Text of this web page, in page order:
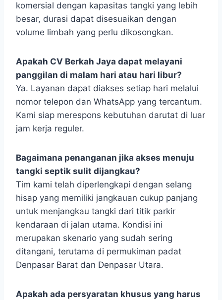
komersial dengan kapasitas tangki yang lebih
besar, durasi dapat disesuaikan dengan
volume limbah yang perlu dikosongkan.
Apakah CV Berkah Jaya dapat melayani
panggilan di malam hari atau hari libur?
Ya. Layanan dapat diakses setiap hari melalui
nomor telepon dan WhatsApp yang tercantum.
Kami siap merespons kebutuhan darutat di luar
jam kerja reguler.
Bagaimana penanganan jika akses menuju
tangki septik sulit dijangkau?
Tim kami telah diperlengkapi dengan selang
hisap yang memiliki jangkauan cukup panjang
untuk menjangkau tangki dari titik parkir
kendaraan di jalan utama. Kondisi ini
merupakan skenario yang sudah sering
ditangani, terutama di permukiman padat
Denpasar Barat dan Denpasar Utara.
Apakah ada persyaratan khusus yang harus